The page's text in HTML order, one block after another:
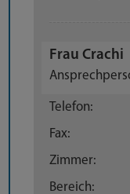
Frau Crachi
Telefon:
Fax:
Zimmer:
Bereich: